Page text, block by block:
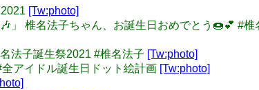
[Tw:photo]
」 椎名法子ちゃん、お誕生日おめでとう🍩💕 #
法子誕生祭2021 #椎名法子 [Tw:photo]
アイドル誕生日ドット絵計画 [Tw:photo]